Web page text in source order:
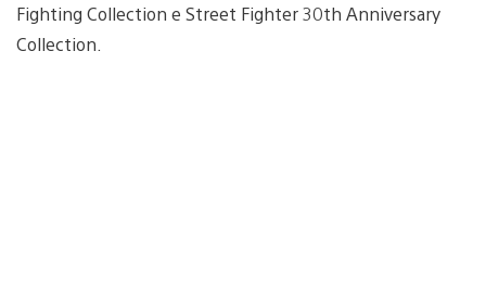
Fighting Collection e Street Fighter 30th Anniversary
Collection.